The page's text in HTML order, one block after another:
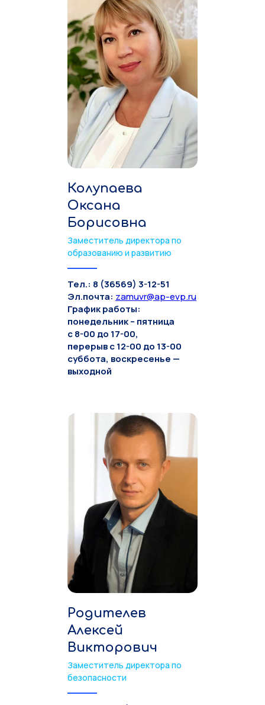
Колупаева
Оксана
Борисовна
Заместитель директора по
образованию и развитию
Тел.: 8 (36569) 3-12-51
Эл.почта: zamuvr@ap-evp.ru
График работы:
понедельник – пятница
с 8-00 до 17-00,
перерыв с 12-00 до 13-00
суббота, воскресенье —
выходной
Родителев
Алексей
Викторович
Заместитель директора по
безопасности